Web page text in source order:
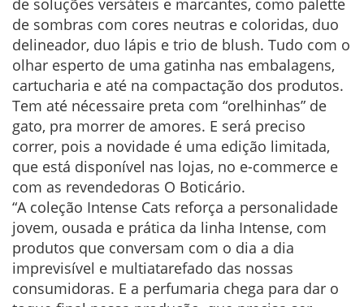
de soluções versáteis e marcantes, como palette
de sombras com cores neutras e coloridas, duo
delineador, duo lápis e trio de blush. Tudo com o
olhar esperto de uma gatinha nas embalagens,
cartucharia e até na compactação dos produtos.
Tem até nécessaire preta com “orelhinhas” de
gato, pra morrer de amores. E será preciso
correr, pois a novidade é uma edição limitada,
que está disponível nas lojas, no e-commerce e
com as revendedoras O Boticário.
“A coleção Intense Cats reforça a personalidade
jovem, ousada e prática da linha Intense, com
produtos que conversam com o dia a dia
imprevisível e multiatarefado das nossas
consumidoras. E a perfumaria chega para dar o